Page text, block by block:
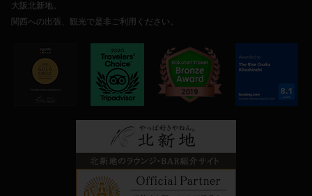
大阪北新地。
関西への出張、観光で是非ご利用ください。